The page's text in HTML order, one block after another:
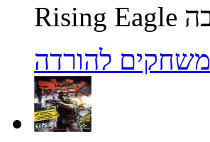
משחקים להורדה